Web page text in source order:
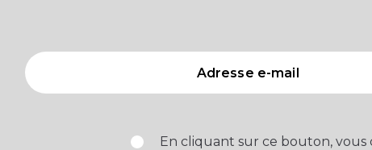
En cliquant sur ce bouton,